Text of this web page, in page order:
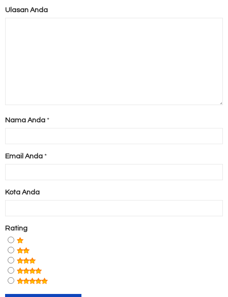
Ulasan Anda
Nama Anda *
Email Anda *
Kota Anda
Rating